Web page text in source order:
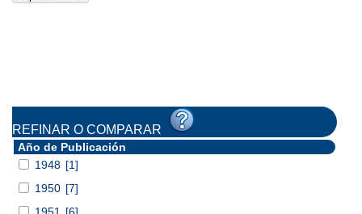
REFINAR O COMPARAR
Año de Publicación
1948 [1]
1950 [7]
1951
[6]